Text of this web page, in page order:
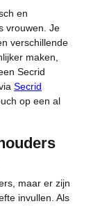
en
vrouwen. Je
verschillende
maken,
Secrid
Secrid
op een al
maar er zijn
invullen. Als